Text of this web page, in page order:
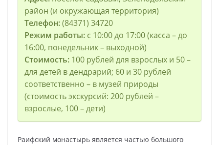
район (и окружающая территория)
Телефон:(84371) 34720
Режим работы:с 10:00 до 17:00 (касса – до
16:00, понедельник – выходной)
Стоимость: 100 рублей для взрослых и 50 –
для детей в дендрарий; 60 и 30 рублей
соответственно – в музей природы
(стоимость экскурсий: 200 рублей –
взрослые, 100 – дети)
Раифский монастырь является частью большого